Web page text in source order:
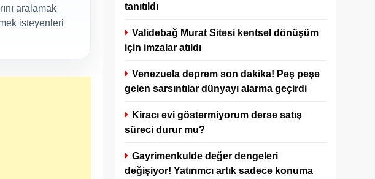
aralamak
isteyenleri
tanıtıldı
Validebağ Murat Sitesi kentsel dönüşüm
için imzalar atıldı
Venezuela deprem son dakika! Peş peşe
gelen sarsıntılar dünyayı alarma geçirdi
Kiracı evi göstermiyorum derse satış
süreci durur mu?
Gayrimenkulde değer dengeleri
değişiyor! Yatırımcı artık sadece konuma